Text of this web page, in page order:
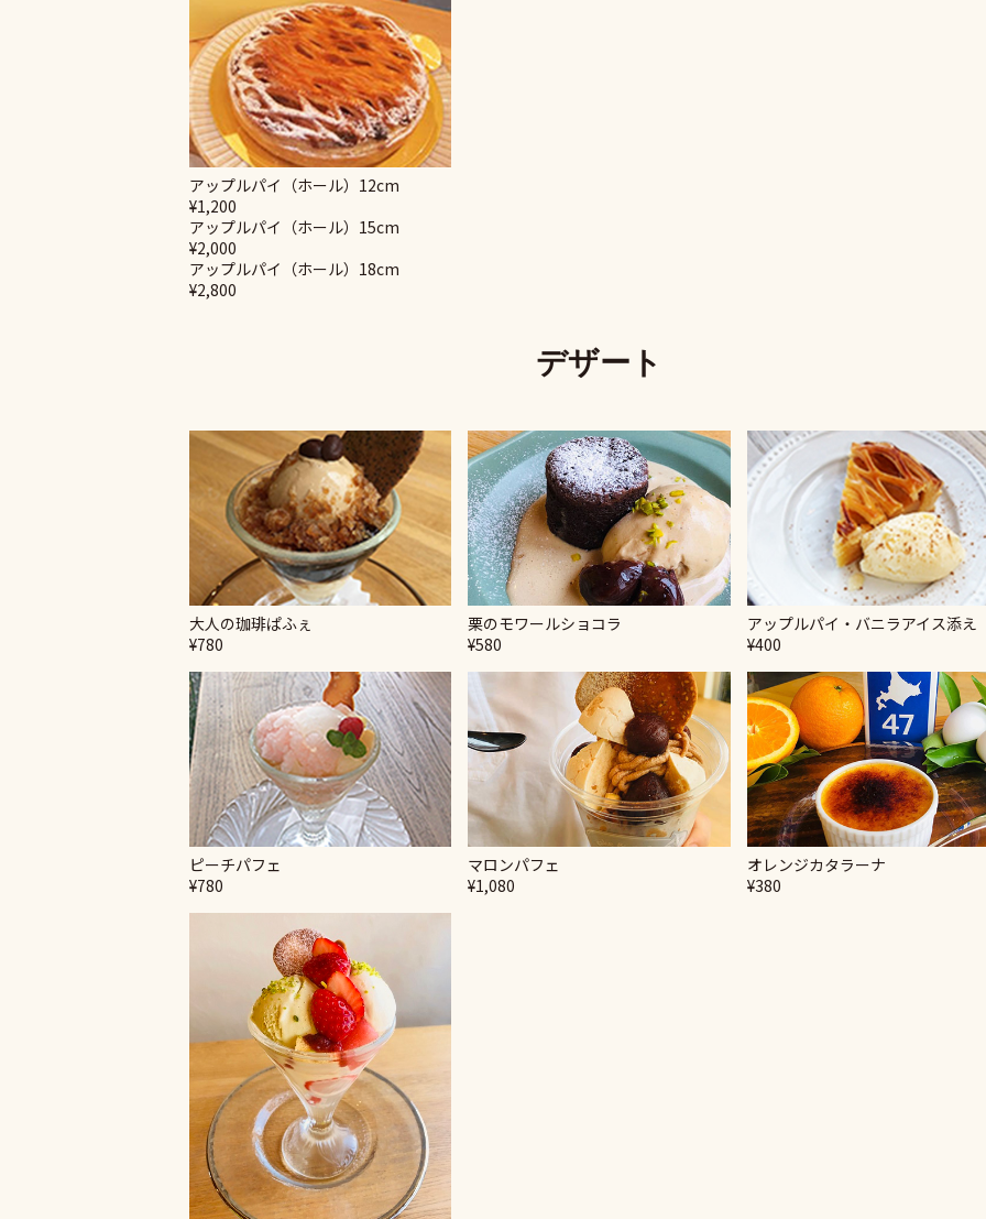
アップルパイ（ホール）12cm
¥1,200
アップルパイ（ホール）15cm
¥2,000
アップルパイ（ホール）18cm
¥2,800
デザート
大人の珈琲ぱふぇ
¥780
栗のモワールショコラ
¥580
アップルパイ・バニラアイス添え
¥400
ピーチパフェ
¥780
マロンパフェ
¥1,080
オレンジカタラーナ
¥380